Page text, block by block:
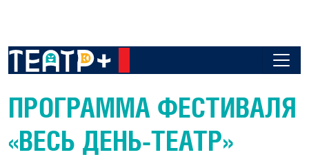
ПРОГРАММА ФЕСТИВАЛЯ
«ВЕСЬ ДЕНЬ-ТЕАТР»